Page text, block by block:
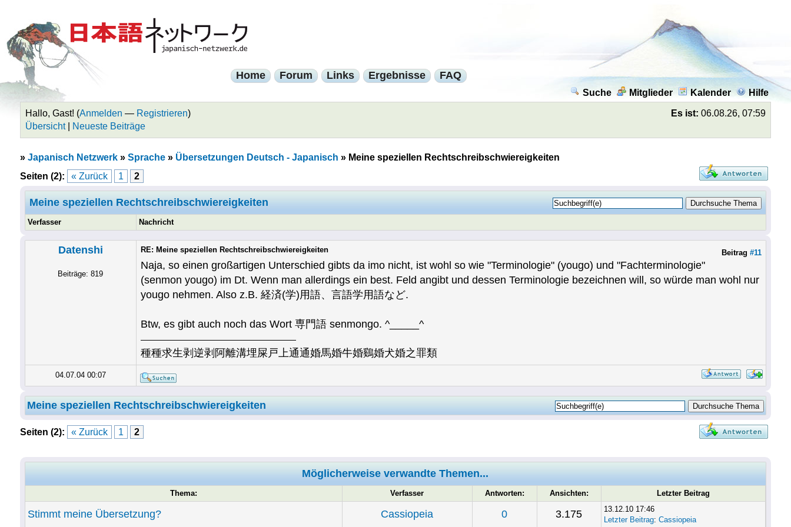
Home Forum Links Ergebnisse FAQ
Suche Mitglieder Kalender Hilfe
Es ist: 06.08.26, 07:59
Hallo, Gast! (Anmelden — Registrieren)
Übersicht| Neueste Beiträge
» Japanisch Netzwerk» Sprache» Übersetzungen Deutsch - Japanisch » Meine speziellen Rechtschreibschwiereigkeiten
Seiten (2):
« Zurück 1 2
Meine speziellen Rechtschreibschwiereigkeiten
Verfasser Nachricht
Datenshi
Beiträge: 819
Beitrag #11
RE: Meine speziellen Rechtschreibschwiereigkeiten
Naja, so einen großartigen Unterschied gibts da imo nicht, ist wohl so wie "Terminologie" (yougo) und "Fachterminologie"
(senmon yougo) im Dt. Wenn man allerdings ein best. Feld angibt und dessen Terminologie bezeichnen will, so würde man wohl nur
yougo nehmen. Also z.B. 経済(学)用語、言語学用語など.
Btw, es gibt auch noch das Wort 専門語 senmongo. ^_____^
種種求生剥逆剥阿離溝埋屎戸上通通婚馬婚牛婚鷄婚犬婚之罪類
04.07.04 00:07
Meine speziellen Rechtschreibschwiereigkeiten
Seiten (2): « Zurück 1 2
Möglicherweise verwandte Themen...
Thema: Verfasser Antworten: Ansichten: Letzter Beitrag
Stimmt meine Übersetzung? Cassiopeia 0 3.175
13.12.10 17:46
Letzter Beitrag: Cassiopeia